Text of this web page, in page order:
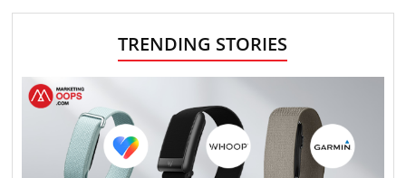
TRENDING STORIES